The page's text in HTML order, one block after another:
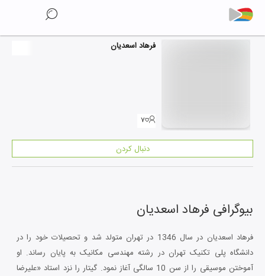
فرهاد اسعدیان
۷
دنبال کردن
بیوگرافی فرهاد اسعدیان
فرهاد اسعدیان در سال 1346 در تهران متولد شد و تحصیلات خود را در
دانشگاه پلی تکنیک تهران در رشته مهندسی مکانیک به پایان رساند. او
آموختن موسیقی را از سن 10 سالگی آغاز نمود. گیتار را نزد استاد «علیرضا